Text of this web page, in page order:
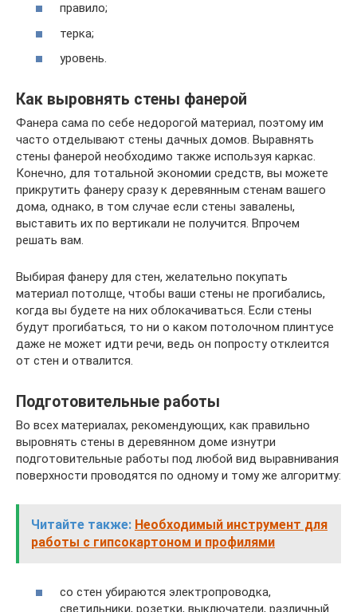
правило;
терка;
уровень.
Как выровнять стены фанерой
Фанера сама по себе недорогой материал, поэтому им
часто отделывают стены дачных домов. Выравнять
стены фанерой необходимо также используя каркас.
Конечно, для тотальной экономии средств, вы можете
прикрутить фанеру сразу к деревянным стенам вашего
дома, однако, в том случае если стены завалены,
выставить их по вертикали не получится. Впрочем
решать вам.
Выбирая фанеру для стен, желательно покупать
материал потолще, чтобы ваши стены не прогибались,
когда вы будете на них облокачиваться. Если стены
будут прогибаться, то ни о каком потолочном плинтусе
даже не может идти речи, ведь он попросту отклеится
от стен и отвалится.
Подготовительные работы
Во всех материалах, рекомендующих, как правильно
выровнять стены в деревянном доме изнутри
подготовительные работы под любой вид выравнивания
поверхности проводятся по одному и тому же алгоритму:
Читайте также: Необходимый инструмент для
работы с гипсокартоном и профилями
со стен убираются электропроводка,
светильники, розетки, выключатели, различный